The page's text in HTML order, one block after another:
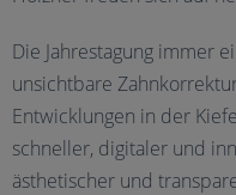
Die Jahrestagung immer
unsichtbare
Entwicklungen in der
schneller, digitaler und
ästhetischer und